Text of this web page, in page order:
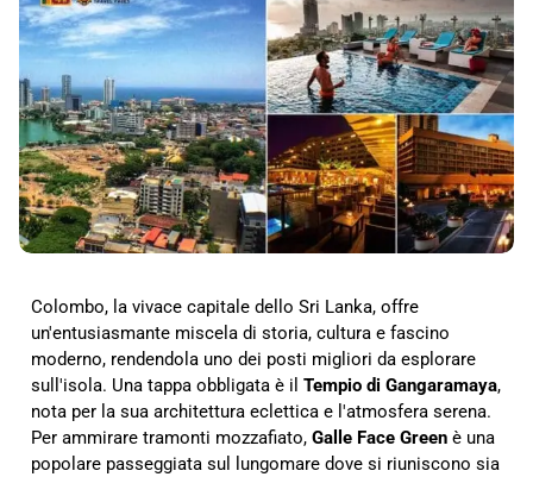
Colombo, la vivace capitale dello Sri Lanka, offre
un'entusiasmante miscela di storia, cultura e fascino
moderno, rendendola uno dei posti migliori da esplorare
sull'isola. Una tappa obbligata è il Tempio di Gangaramaya,
nota per la sua architettura eclettica e l'atmosfera serena.
Per ammirare tramonti mozzafiato, Galle Face Green è una
popolare passeggiata sul lungomare dove si riuniscono sia